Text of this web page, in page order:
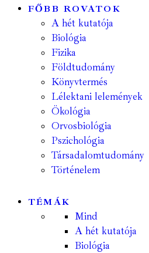
FŐBB ROVATOK
A hét kutatója
Biológia
Fizika
Földtudomány
Könyvtermés
Lélektani lelemények
Ökológia
Orvosbiológia
Pszichológia
Társadalomtudomány
Történelem
TÉMÁK
Mind
A hét kutatója
Biológia